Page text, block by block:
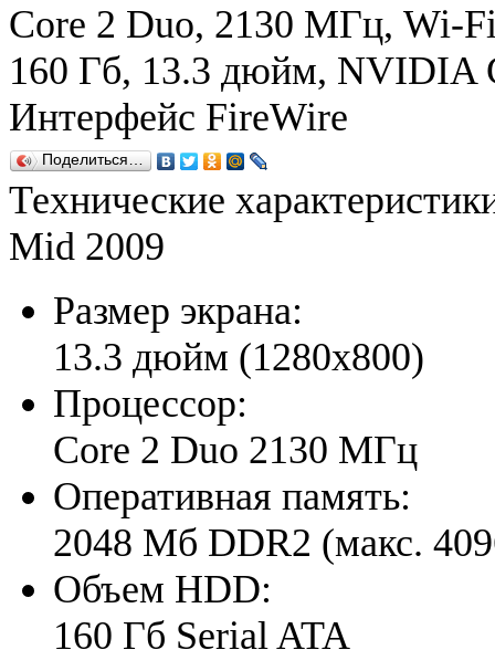
Core 2 Duo, 2130 МГц, Wi-
160 Гб, 13.3 дюйм, NVIDIA
Интерфейс FireWire
Поделиться…
Технические
Mid 2009
Размер экрана:
13.3 дюйм (1280x800)
Процессор:
Core 2 Duo 2130 МГц
Оперативная память:
2048 Мб DDR2 (макс.
Объем HDD:
160 Гб Serial ATA